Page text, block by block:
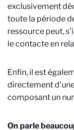
exclusivement
toute la période
ressource peut,
le contacte en
Enfin, il est
directement
composant un
On parle